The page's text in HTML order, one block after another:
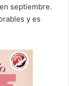
septiembre.
y es